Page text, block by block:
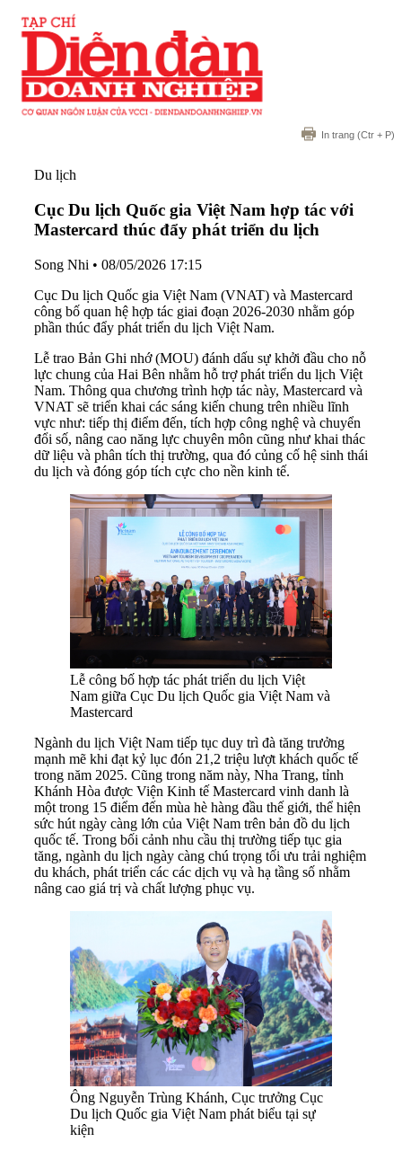
In trang (Ctr + P)
Du lịch
Cục Du lịch Quốc gia Việt Nam hợp tác với
Mastercard thúc đẩy phát triển du lịch
Song Nhi • 08/05/2026 17:15
Cục Du lịch Quốc gia Việt Nam (VNAT) và Mastercard
công bố quan hệ hợp tác giai đoạn 2026-2030 nhằm góp
phần thúc đẩy phát triển du lịch Việt Nam.
Lễ trao Bản Ghi nhớ (MOU) đánh dấu sự khởi đầu cho nỗ
lực chung của Hai Bên nhằm hỗ trợ phát triển du lịch Việt
Nam. Thông qua chương trình hợp tác này, Mastercard và
VNAT sẽ triển khai các sáng kiến chung trên nhiều lĩnh
vực như: tiếp thị điểm đến, tích hợp công nghệ và chuyển
đổi số, nâng cao năng lực chuyên môn cũng như khai thác
dữ liệu và phân tích thị trường, qua đó củng cố hệ sinh thái
du lịch và đóng góp tích cực cho nền kinh tế.
Lễ công bố hợp tác phát triển du lịch Việt
Nam giữa Cục Du lịch Quốc gia Việt Nam và
Mastercard
Ngành du lịch Việt Nam tiếp tục duy trì đà tăng trưởng
mạnh mẽ khi đạt kỷ lục đón 21,2 triệu lượt khách quốc tế
trong năm 2025. Cũng trong năm này, Nha Trang, tỉnh
Khánh Hòa được Viện Kinh tế Mastercard vinh danh là
một trong 15 điểm đến mùa hè hàng đầu thế giới, thể hiện
sức hút ngày càng lớn của Việt Nam trên bản đồ du lịch
quốc tế. Trong bối cảnh nhu cầu thị trường tiếp tục gia
tăng, ngành du lịch ngày càng chú trọng tối ưu trải nghiệm
du khách, phát triển các các dịch vụ và hạ tầng số nhằm
nâng cao giá trị và chất lượng phục vụ.
Ông Nguyễn Trùng Khánh, Cục trưởng Cục
Du lịch Quốc gia Việt Nam phát biểu tại sự
kiện